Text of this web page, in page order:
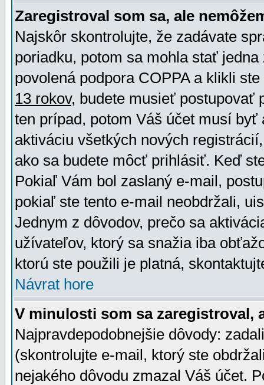
Zaregistroval som sa, ale
Najskôr skontrolujte, že zadávate
poriadku, potom sa mohla stať
povolená podpora COPPA a klikli
13 rokov, budete musieť postupovať
ten prípad, potom Váš účet musí
aktiváciu všetkých nových
ako sa budete môcť prihlásiť. Keď
Pokiaľ Vám bol zaslaný e-mail,
pokiaľ ste tento e-mail neobdržali,
Jednym z dôvodov, prečo sa
užívateľov, ktorý sa snažia iba
ktorú ste použili je platná,
Návrat hore
V minulosti som sa zaregistroval,
Najpravdepodobnejšie dôvody:
(skontrolujte e-mail, ktorý ste
nejakého dôvodu zmazal Váš účet.